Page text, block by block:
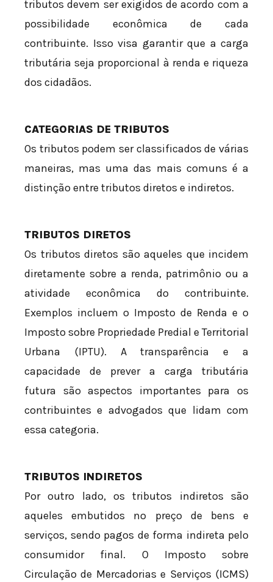
tributos devem ser exigidos de acordo com a
possibilidade econômica de cada
contribuinte. Isso visa garantir que a carga
tributária seja proporcional à renda e riqueza
dos cidadãos.
CATEGORIAS DE TRIBUTOS
Os tributos podem ser classificados de várias
maneiras, mas uma das mais comuns é a
distinção entre tributos diretos e indiretos.
TRIBUTOS DIRETOS
Os tributos diretos são aqueles que incidem
diretamente sobre a renda, patrimônio ou a
atividade econômica do contribuinte.
Exemplos incluem o Imposto de Renda e o
Imposto sobre Propriedade Predial e Territorial
Urbana (IPTU). A transparência e a
capacidade de prever a carga tributária
futura são aspectos importantes para os
contribuintes e advogados que lidam com
essa categoria.
TRIBUTOS INDIRETOS
Por outro lado, os tributos indiretos são
aqueles embutidos no preço de bens e
serviços, sendo pagos de forma indireta pelo
consumidor final. O Imposto sobre
Circulação de Mercadorias e Serviços (ICMS)